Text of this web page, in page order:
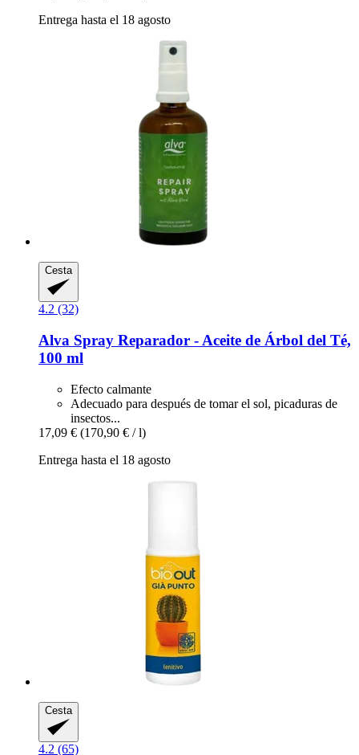
Entrega hasta el 18 agosto
Cesta
4.2 (32)
Alva Spray Reparador -​ Aceite de Árbol del Té,
100 ml
Efecto calmante
Adecuado para después de tomar el sol, picaduras de
insectos...
17,09 € (170,90 € / l)
Entrega hasta el 18 agosto
Cesta
4.2 (65)